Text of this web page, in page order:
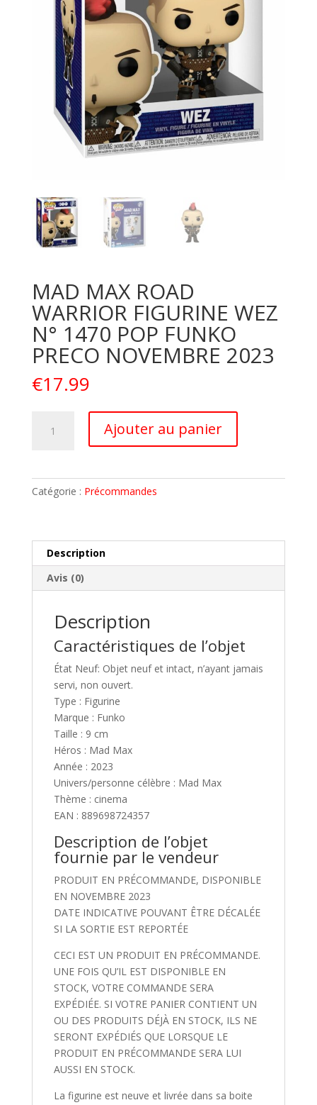
MAD MAX ROAD
WARRIOR FIGURINE WEZ
N° 1470 POP FUNKO
PRECO NOVEMBRE 2023
€17.99
ROAD
WARRIOR
1470
POP
PRECO
NOVEMBRE
Ajouter au panier
v
Catégorie : Précommandes
Description
Avis (0)
Description
Caractéristiques de l’objet
État Neuf: Objet neuf et intact, n’ayant jamais
servi, non ouvert.
Type : Figurine
Marque : Funko
Taille : 9 cm
Héros : Mad Max
Année : 2023
Univers/personne célèbre : Mad Max
Thème : cinema
EAN : 889698724357
Description de l’objet
fournie par le vendeur
PRODUIT EN PRÉCOMMANDE, DISPONIBLE
EN NOVEMBRE 2023
DATE INDICATIVE POUVANT ÊTRE DÉCALÉE
SI LA SORTIE EST REPORTÉE
CECI EST UN PRODUIT EN PRÉCOMMANDE.
UNE FOIS QU’IL EST DISPONIBLE EN
STOCK, VOTRE COMMANDE SERA
EXPÉDIÉE. SI VOTRE PANIER CONTIENT UN
OU DES PRODUITS DÉJÀ EN STOCK, ILS NE
SERONT EXPÉDIÉS QUE LORSQUE LE
PRODUIT EN PRÉCOMMANDE SERA LUI
AUSSI EN STOCK.
La figurine est neuve et livrée dans sa boite